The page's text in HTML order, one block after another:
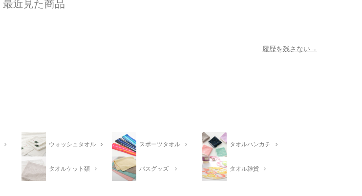
最近見た商品
履歴を残さない
ウォッシュタオル スポーツタオル タオルハンカチ
タオルケット類 バスグッズ タオル雑貨